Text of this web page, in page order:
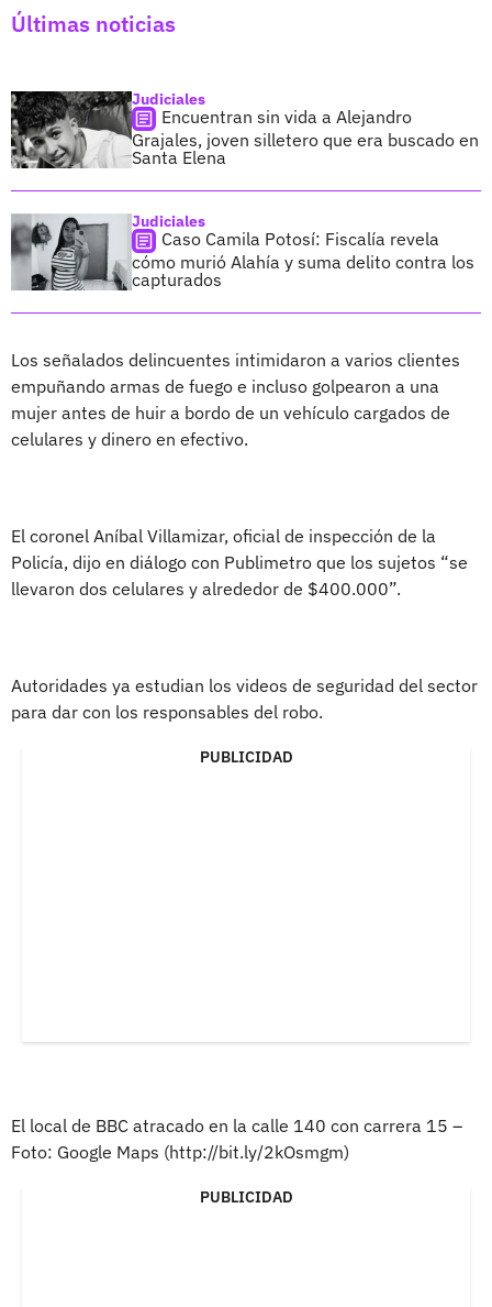
Últimas noticias
Judiciales
Encuentran sin vida a Alejandro
Grajales, joven silletero que era buscado en
Santa Elena
Judiciales
Caso Camila Potosí: Fiscalía revela
cómo murió Alahía y suma delito contra los
capturados
Los señalados delincuentes intimidaron a varios clientes
empuñando armas de fuego e incluso golpearon a una
mujer antes de huir a bordo de un vehículo cargados de
celulares y dinero en efectivo.
El coronel Aníbal Villamizar, oficial de inspección de la
Policía, dijo en diálogo con Publimetro que los sujetos “se
llevaron dos celulares y alrededor de $400.000”.
Autoridades ya estudian los videos de seguridad del sector
para dar con los responsables del robo.
PUBLICIDAD
El local de BBC atracado en la calle 140 con carrera 15 –
Foto: Google Maps (http://bit.ly/2kOsmgm)
PUBLICIDAD